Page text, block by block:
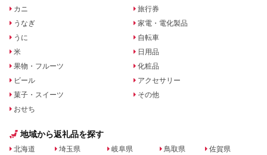
カニ
うなぎ
うに
米
果物・フルーツ
ビール
菓子・スイーツ
おせち
旅行券
家電・電化製品
自転車
日用品
化粧品
アクセサリー
その他
地域から返礼品を探す
北海道 埼玉県 岐阜県 鳥取県 佐賀県